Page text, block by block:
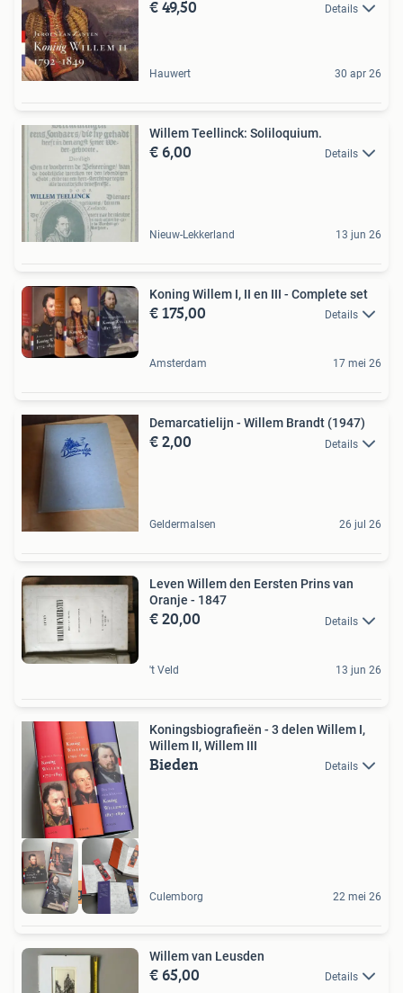
€ 49,50 Details
Hauwert 30 apr 26
Willem Teellinck: Soliloquium.
€ 6,00 Details
Nieuw-Lekkerland 13 jun 26
Koning Willem I, II en III - Complete set
€ 175,00 Details
Amsterdam 17 mei 26
Demarcatielijn - Willem Brandt (1947)
€ 2,00 Details
Geldermalsen 26 jul 26
Leven Willem den Eersten Prins van
Oranje - 1847
€ 20,00 Details
't Veld 13 jun 26
2144 paginas 3 dln
Koningsbiografieën - 3 delen Willem I,
Willem II, Willem III
Bieden Details
Culemborg 22 mei 26
Willem van Leusden
€ 65,00 Details